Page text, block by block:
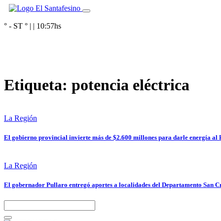
° - ST ° | | 10:57hs
Etiqueta: potencia eléctrica
La Región
El gobierno provincial invierte más de $2.600 millones para darle energía al
La Región
El gobernador Pullaro entregó aportes a localidades del Departamento San